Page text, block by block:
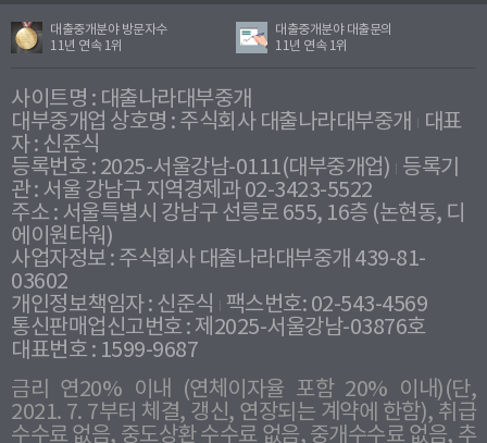
대출중개분야 방문자수
11년 연속 1위
대출중개분야 대출문의
11년 연속 1위
사이트명 : 대출나라대부중개
대부중개업 상호명 : 주식회사 대출나라대부중개
대표
자 : 신준식
등록번호 : 2025-서울강남-0111(대부중개업) 등록기
관 : 서울 강남구 지역경제과 02-3423-5522
주소 : 서울특별시 강남구 선릉로 655, 16층 (논현동, 디
에이원타워)
사업자정보 : 주식회사 대출나라대부중개 439-81-
03602
개인정보책임자 : 신준식
팩스번호: 02-543-4569
통신판매업신고번호 : 제2025-서울강남-03876호
대표번호 : 1599-9687
금리 연20% 이내 (연체이자율 포함 20% 이내)(단,
2021. 7. 7부터 체결, 갱신, 연장되는 계약에 한함), 취급
수수료 없음, 중도상환 수수료 없음, 중개수수료 없음, 추